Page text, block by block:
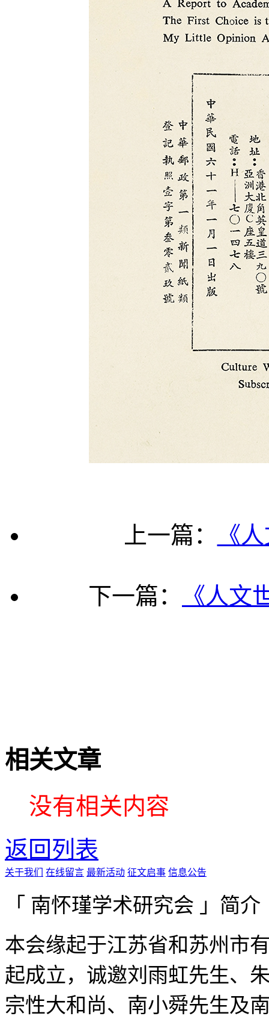
上一篇： 《
下一篇： 《人文
相关文章
没有相关内容
返回列表
关于我们 在线留言 最新活动 征文启事 信息公告
「 南怀瑾学术研究会 」简介
本会缘起于江苏省和苏州市
起成立，诚邀刘雨虹先生、
宗性大和尚、南小舜先生及